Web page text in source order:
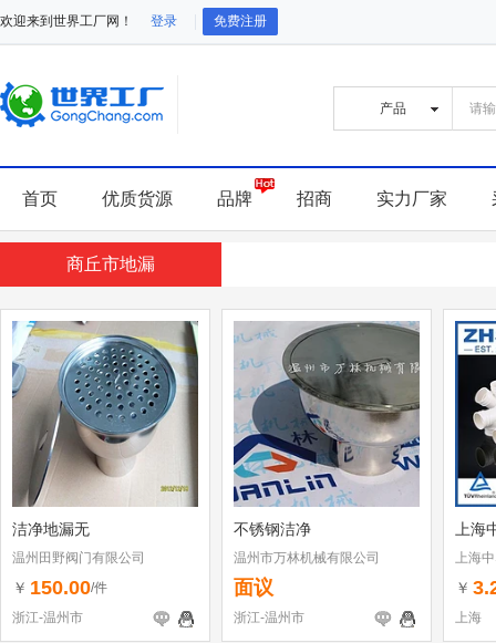
欢迎来到世界工厂网！ 登录 免费注册
首页 优质货源 品牌 招商 实力厂家
商丘市地漏
洁净地漏无
温州田野阀门有限公司
￥ 150.00/件
浙江-温州市
不锈钢洁净
温州市万林机械有限公司
面议
浙江-温州市
上海
上海
￥
上海